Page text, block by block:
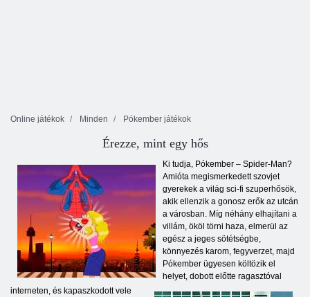
Online játékok Minden Pókember játékok
Érezze, mint egy hős
Ki tudja, Pókember – Spider-Man?
Amióta megismerkedett szovjet
gyerekek a világ sci-fi szuperhősök,
akik ellenzik a gonosz erők az utcán
a városban. Míg néhány elhajítani a
villám, ököl törni haza, elmerül az
egész a jeges sötétségbe,
könnyezés karom, fegyverzet, majd
Pókember ügyesen költözik el
helyet, dobott előtte ragasztóval
interneten, és kapaszkodott vele